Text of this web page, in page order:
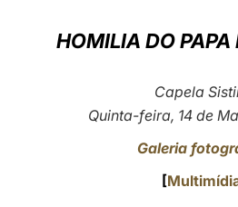
HOMILIA DO PAPA
Capela
Quinta-feira, 14 de
Galeria
[